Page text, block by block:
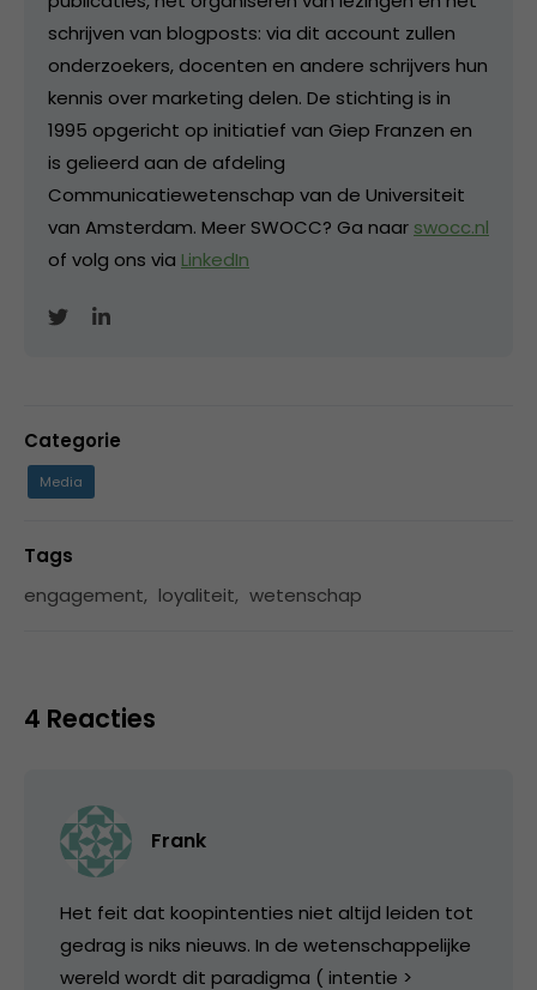
schrijven van blogposts: via dit account zullen
onderzoekers, docenten en andere schrijvers hun
kennis over marketing delen. De stichting is in
1995 opgericht op initiatief van Giep Franzen en
is gelieerd aan de afdeling
Communicatiewetenschap van de Universiteit
van Amsterdam. Meer SWOCC? Ga naar swocc.nl
of volg ons via LinkedIn
Categorie
Media
Tags
engagement, loyaliteit, wetenschap
4 Reacties
Frank
Het feit dat koopintenties niet altijd leiden tot
gedrag is niks nieuws. In de wetenschappelijke
wereld wordt dit paradigma ( intentie >